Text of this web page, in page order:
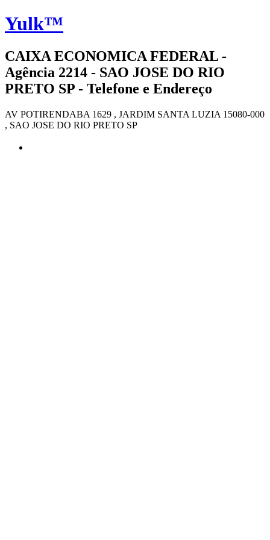
Yulk™
CAIXA ECONOMICA FEDERAL -
Agência 2214 - SAO JOSE DO RIO
PRETO SP - Telefone e Endereço
AV POTIRENDABA 1629 , JARDIM SANTA LUZIA 15080-000
, SAO JOSE DO RIO PRETO SP